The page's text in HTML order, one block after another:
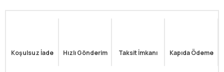
Koşulsuz İade Hızlı Gönderim Taksit İmkanı Kapıda Ödeme